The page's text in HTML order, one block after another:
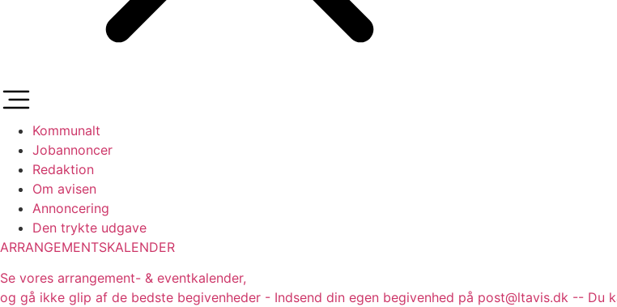
Kommunalt
Jobannoncer
Redaktion
Om avisen
Annoncering
Den trykte udgave
ARRANGEMENTSKALENDER
Se vores arrangement- & eventkalender,
og gå ikke glip af de bedste begivenheder - Indsend din egen begivenhed på post@ltavis.dk -- Du